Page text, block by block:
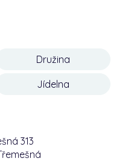
Družina
Jídelna
313